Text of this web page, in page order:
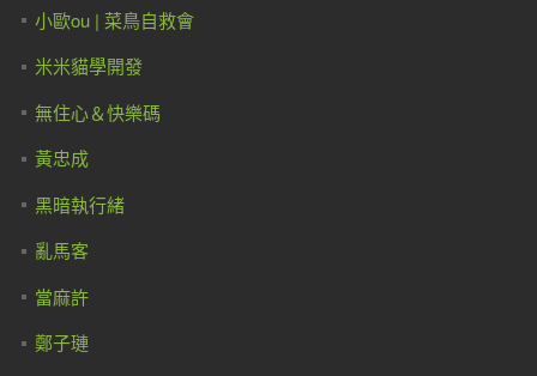
小歐ou | 菜鳥自救會
米米貓學開發
無住心＆快樂碼
黃忠成
黑暗執行緒
亂馬客
當麻許
鄭子璉